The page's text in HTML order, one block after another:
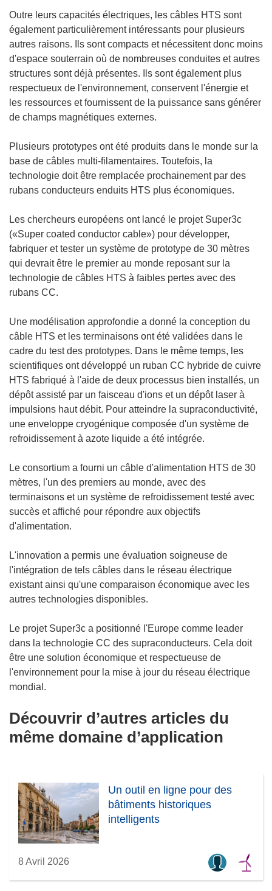
Outre leurs capacités électriques, les câbles HTS sont
également particulièrement intéressants pour plusieurs
autres raisons. Ils sont compacts et nécessitent donc moins
d'espace souterrain où de nombreuses conduites et autres
structures sont déjà présentes. Ils sont également plus
respectueux de l'environnement, conservent l'énergie et
les ressources et fournissent de la puissance sans générer
de champs magnétiques externes.
Plusieurs prototypes ont été produits dans le monde sur la
base de câbles multi-filamentaires. Toutefois, la
technologie doit être remplacée prochainement par des
rubans conducteurs enduits HTS plus économiques.
Les chercheurs européens ont lancé le projet Super3c
(«Super coated conductor cable») pour développer,
fabriquer et tester un système de prototype de 30 mètres
qui devrait être le premier au monde reposant sur la
technologie de câbles HTS à faibles pertes avec des
rubans CC.
Une modélisation approfondie a donné la conception du
câble HTS et les terminaisons ont été validées dans le
cadre du test des prototypes. Dans le même temps, les
scientifiques ont développé un ruban CC hybride de cuivre
HTS fabriqué à l'aide de deux processus bien installés, un
dépôt assisté par un faisceau d'ions et un dépôt laser à
impulsions haut débit. Pour atteindre la supraconductivité,
une enveloppe cryogénique composée d'un système de
refroidissement à azote liquide a été intégrée.
Le consortium a fourni un câble d'alimentation HTS de 30
mètres, l'un des premiers au monde, avec des
terminaisons et un système de refroidissement testé avec
succès et affiché pour répondre aux objectifs
d'alimentation.
L'innovation a permis une évaluation soigneuse de
l'intégration de tels câbles dans le réseau électrique
existant ainsi qu'une comparaison économique avec les
autres technologies disponibles.
Le projet Super3c a positionné l'Europe comme leader
dans la technologie CC des supraconducteurs. Cela doit
être une solution économique et respectueuse de
l'environnement pour la mise à jour du réseau électrique
mondial.
Découvrir d’autres articles du
même domaine d’application
Un outil en ligne pour des
bâtiments historiques
intelligents
8 Avril 2026